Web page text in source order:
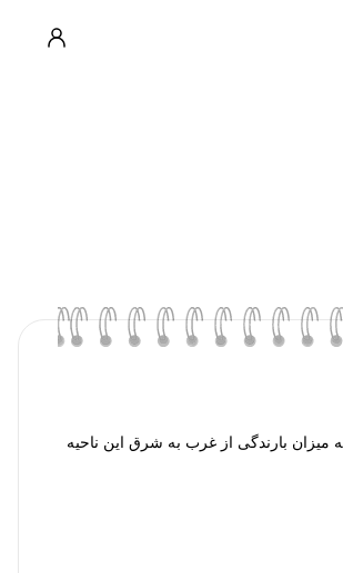
میزان بارندگی از غرب به شرق این ناحیه